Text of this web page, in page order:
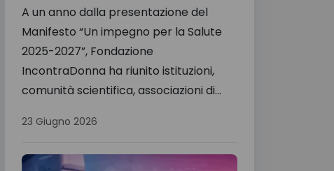
A un anno dalla presentazione del
Manifesto “Un impegno per la Salute
2025-2027”, Fondazione
IncontraDonna ha riunito istituzioni,
comunità scientifica, associazioni di...
23 Giugno 2026